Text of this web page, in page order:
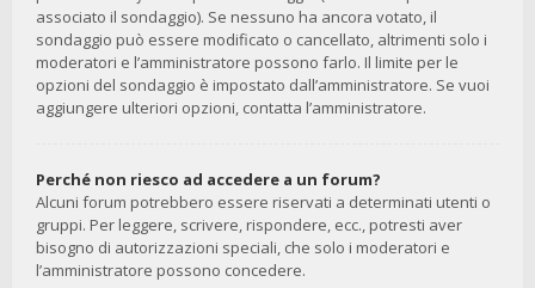
associato il sondaggio). Se nessuno ha ancora votato, il
sondaggio può essere modificato o cancellato, altrimenti solo i
moderatori e l’amministratore possono farlo. Il limite per le
opzioni del sondaggio è impostato dall’amministratore. Se vuoi
aggiungere ulteriori opzioni, contatta l’amministratore.
Perché non riesco ad accedere a un forum?
Alcuni forum potrebbero essere riservati a determinati utenti o
gruppi. Per leggere, scrivere, rispondere, ecc., potresti aver
bisogno di autorizzazioni speciali, che solo i moderatori e
l’amministratore possono concedere.